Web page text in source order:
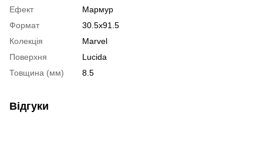
Ефект
Мармур
Формат
30.5x91.5
Колекція
Marvel
Поверхня
Lucida
Товщина (мм)
8.5
Відгуки